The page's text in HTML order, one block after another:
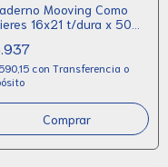
Mooving Como
16x21 t/dura x 50
con Transferencia o